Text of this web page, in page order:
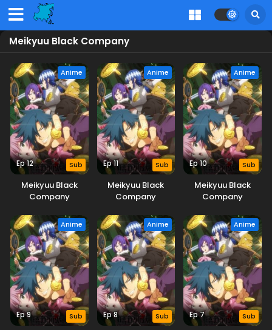
Meikyuu Black Company
Anime
Ep 12 Sub
Meikyuu Black
Company
Anime
Ep 11 Sub
Meikyuu Black
Company
Anime
Ep 10 Sub
Meikyuu Black
Company
Anime
Ep 9 Sub
Anime
Ep 8 Sub
Anime
Ep 7 Sub